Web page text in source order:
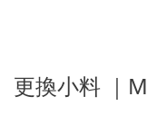
更換小料 ｜